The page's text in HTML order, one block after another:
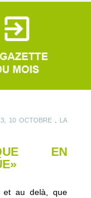
10 OCTOBRE
LA
EN
et au delà, que